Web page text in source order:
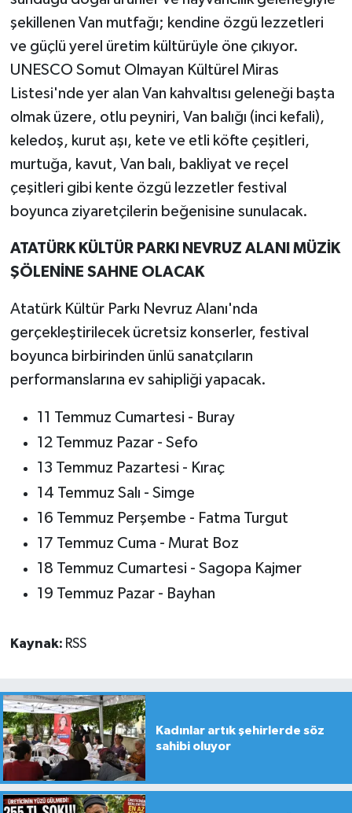
şekillenen Van mutfağı; kendine özgü lezzetleri
ve güçlü yerel üretim kültürüyle öne çıkıyor.
UNESCO Somut Olmayan Kültürel Miras
Listesi'nde yer alan Van kahvaltısı geleneği başta
olmak üzere, otlu peyniri, Van balığı (inci kefali),
keledoş, kurut aşı, kete ve etli köfte çeşitleri,
murtuğa, kavut, Van balı, bakliyat ve reçel
çeşitleri gibi kente özgü lezzetler festival
boyunca ziyaretçilerin beğenisine sunulacak.
ATATÜRK KÜLTÜR PARKI NEVRUZ ALANI MÜZİK
ŞÖLENİNE SAHNE OLACAK
Atatürk Kültür Parkı Nevruz Alanı'nda
gerçekleştirilecek ücretsiz konserler, festival
boyunca birbirinden ünlü sanatçıların
performanslarına ev sahipliği yapacak.
11 Temmuz Cumartesi - Buray
12 Temmuz Pazar - Sefo
13 Temmuz Pazartesi - Kıraç
14 Temmuz Salı - Simge
16 Temmuz Perşembe - Fatma Turgut
17 Temmuz Cuma - Murat Boz
18 Temmuz Cumartesi - Sagopa Kajmer
19 Temmuz Pazar - Bayhan
Kaynak: RSS
Kadınlar artık şehirlerde söz
sahibi oluyor